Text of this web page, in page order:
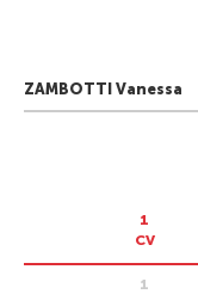
ZAMBOTTI Vanessa
1
CV
1